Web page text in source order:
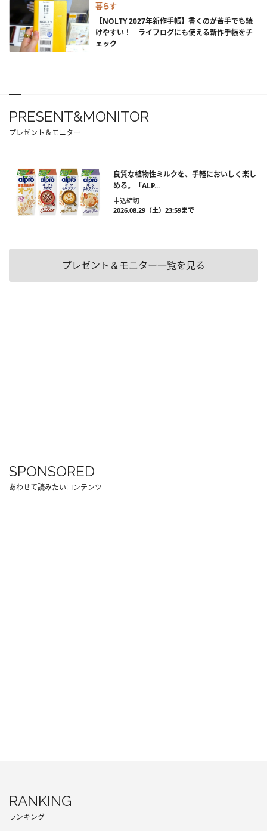
暮らす
【NOLTY 2027年新作手帳】書くのが苦手でも続
けやすい！ ライフログにも使える新作手帳をチ
ェック
PRESENT&MONITOR
プレゼント＆モニター
良質な植物性ミルクを、手軽においしく楽し
める。「ALP...
申込締切
2026.08.29（土）23:59まで
プレゼント＆モニター一覧を見る
SPONSORED
あわせて読みたいコンテンツ
RANKING
ランキング